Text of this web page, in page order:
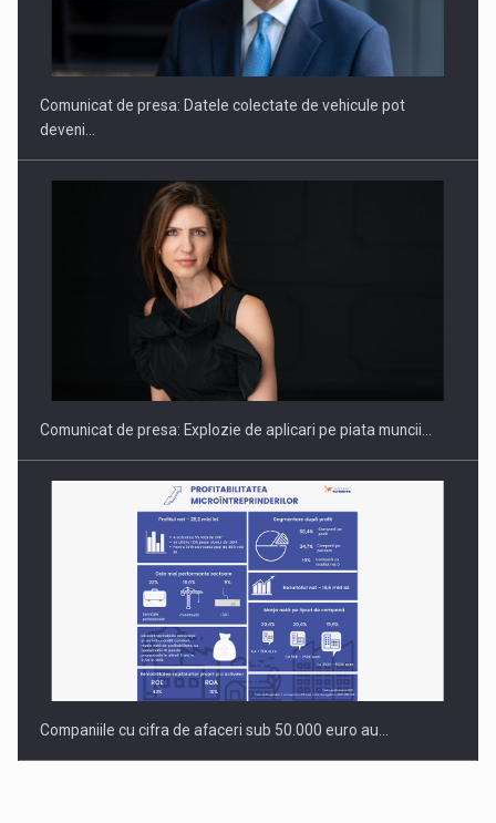
ROOTED IN ROMANIA, BUILT TO DELIVER TECHNOLOGY FOR
PUTTING ROMANIAN CORPORATE COMPANIES ON THE
INTERNATIONAL BUSINESS SCENE
Comunicat de presa: Datele colectate de vehicule pot
deveni…
Comunicat de presa: Explozie de aplicari pe piata muncii…
Companiile cu cifra de afaceri sub 50.000 euro au…